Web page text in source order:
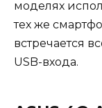
моделях
тех же
встречается
USB-входа.